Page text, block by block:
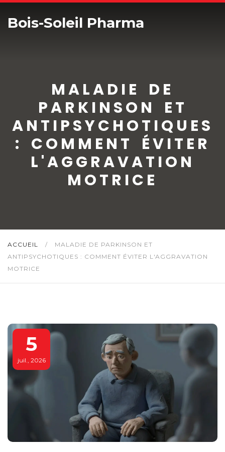
Bois-Soleil Pharma
MALADIE DE
PARKINSON ET
ANTIPSYCHOTIQUES
: COMMENT ÉVITER
L'AGGRAVATION
MOTRICE
ACCUEIL /
MALADIE DE PARKINSON ET
ANTIPSYCHOTIQUES : COMMENT ÉVITER L'AGGRAVATION
MOTRICE
5
juil., 2026